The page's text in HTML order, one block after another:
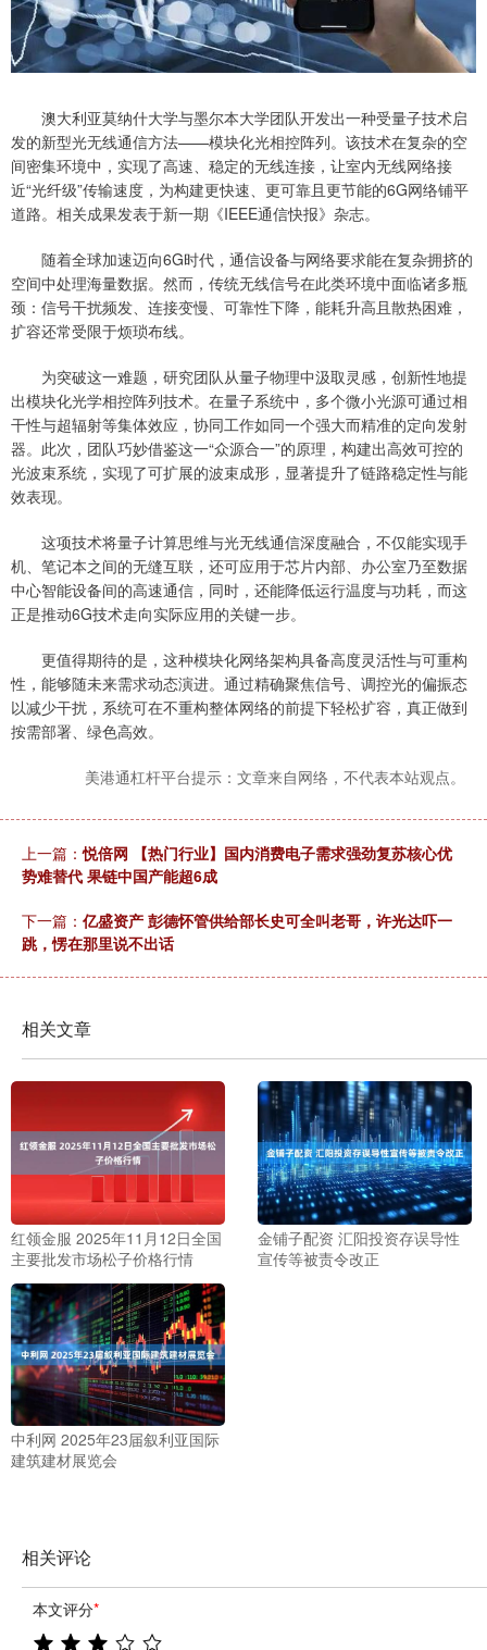
澳大利亚莫纳什大学与墨尔本大学团队开发出一种受量子技术启
发的新型光无线通信方法——模块化光相控阵列。该技术在复杂的空
间密集环境中，实现了高速、稳定的无线连接，让室内无线网络接
近“光纤级”传输速度，为构建更快速、更可靠且更节能的6G网络铺平
道路。相关成果发表于新一期《IEEE通信快报》杂志。
随着全球加速迈向6G时代，通信设备与网络要求能在复杂拥挤的
空间中处理海量数据。然而，传统无线信号在此类环境中面临诸多瓶
颈：信号干扰频发、连接变慢、可靠性下降，能耗升高且散热困难，
扩容还常受限于烦琐布线。
为突破这一难题，研究团队从量子物理中汲取灵感，创新性地提
出模块化光学相控阵列技术。在量子系统中，多个微小光源可通过相
干性与超辐射等集体效应，协同工作如同一个强大而精准的定向发射
器。此次，团队巧妙借鉴这一“众源合一”的原理，构建出高效可控的
光波束系统，实现了可扩展的波束成形，显著提升了链路稳定性与能
效表现。
这项技术将量子计算思维与光无线通信深度融合，不仅能实现手
机、笔记本之间的无缝互联，还可应用于芯片内部、办公室乃至数据
中心智能设备间的高速通信，同时，还能降低运行温度与功耗，而这
正是推动6G技术走向实际应用的关键一步。
更值得期待的是，这种模块化网络架构具备高度灵活性与可重构
性，能够随未来需求动态演进。通过精确聚焦信号、调控光的偏振态
以减少干扰，系统可在不重构整体网络的前提下轻松扩容，真正做到
按需部署、绿色高效。
美港通杠杆平台提示：文章来自网络，不代表本站观点。
上一篇：悦倍网 【热门行业】国内消费电子需求强劲复苏核心优
势难替代 果链中国产能超6成
下一篇： 亿盛资产 彭德怀管供给部长史可全叫老哥，许光达吓一
跳，愣在那里说不出话
相关文章
红领金服 2025年11月12日全国
主要批发市场松子价格行情
金铺子配资 汇阳投资存误导性
宣传等被责令改正
中利网 2025年23届叙利亚国际
建筑建材展览会
相关评论
本文评分*